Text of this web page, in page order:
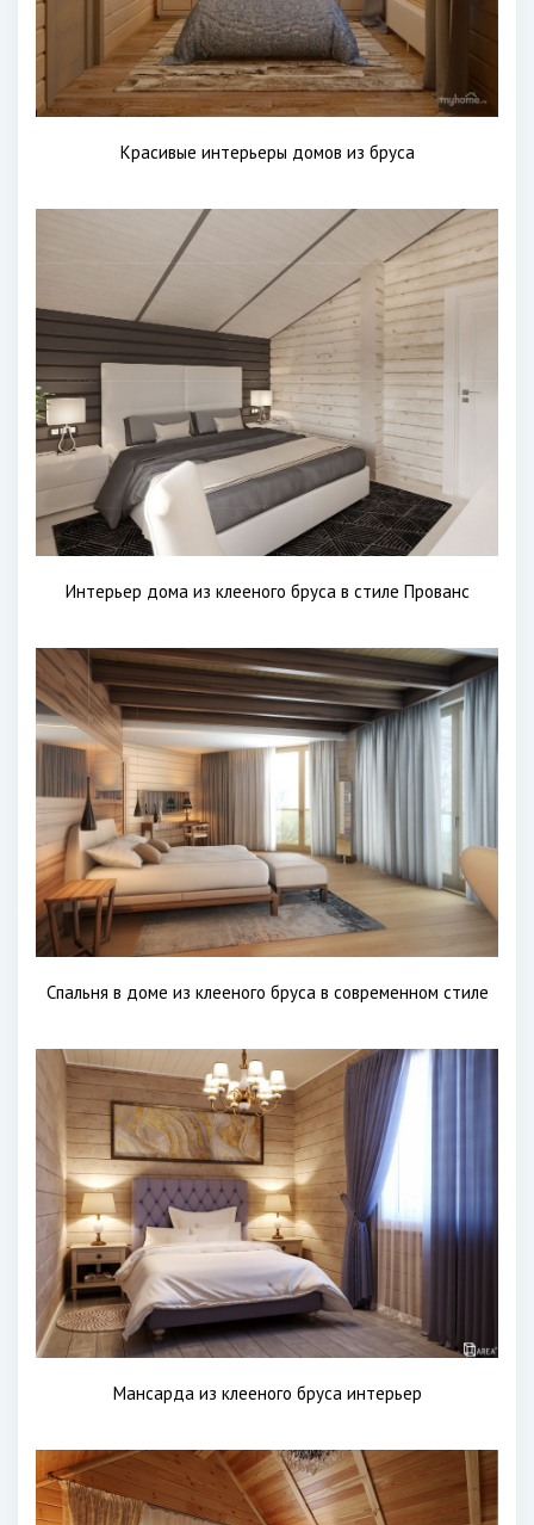
Красивые интерьеры домов из бруса
Интерьер дома из клееного бруса в стиле Прованс
Спальня в доме из клееного бруса в современном стиле
Мансарда из клееного бруса интерьер